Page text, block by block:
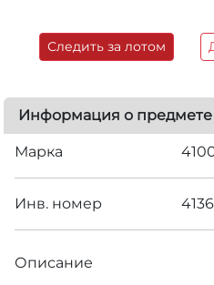
Следить за лотом
Информация о предмете
Марка
Инв. номер
Описание